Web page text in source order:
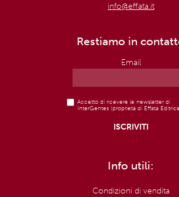
info@effata.it
Restiamo in
Email
Accetto di ricevere le newsletter di
InterGentes (proprietà di Effatà
Info utili:
Condizioni di vendita